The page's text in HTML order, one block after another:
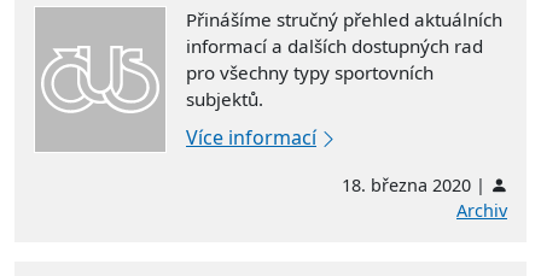
Přinášíme stručný přehled aktuálních
informací a dalších dostupných rad
pro všechny typy sportovních
subjektů.
Více informací
18. března 2020 |
Archiv